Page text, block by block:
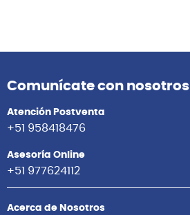
Comunícate con nosotros
Atención Postventa
+51 958418476
Asesoría Online
+51 977624112
Acerca de Nosotros